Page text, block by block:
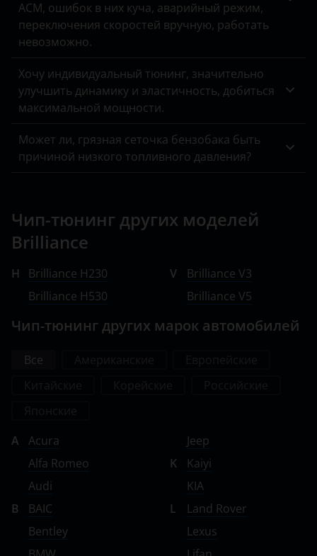
ACM, ошибок в них куча, аварийный режим,
переключения скоростей вручную, работать
невозможно.
Хочу индивидуальный тюнинг, значительно
улучшить динамику и эластичность, добиться
максимальной мощности.
Может ли, грязная сеточка бензобака быть
причиной низкого топливного давления?
Чип-тюнинг других моделей
Brilliance
H
Brilliance H230
Brilliance H530
V
Brilliance V3
Brilliance V5
Чип-тюнинг других марок автомобилей
Все
A
Acura
Alfa Romeo
Audi
B
BAIC
Bentley
Jeep
K
Kaiyi
KIA
L
Land Rover
Lexus